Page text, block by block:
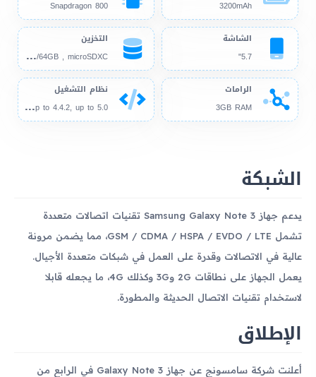
3200mAh
Snapdragon 800
الشاشة
5.7"
التخزين
16G
B/32GB/64GB , microSDXC
الرامات
3GB RAM
نظام التشغيل
And
roid 4.3, up to 4.4.2, up to 5.0
الشبكة
يدعم جهاز Samsung Galaxy Note 3 تقنيات اتصالات متعددة
تشمل GSM / CDMA / HSPA / EVDO / LTE، مما يضمن مرونة
عالية في الاتصالات وقدرة على العمل في شبكات متعددة الأجيال.
يعمل الجهاز على نطاقات 2G و3G وكذلك 4G، ما يجعله قابلا
لاستخدام تقنيات الاتصال الحديثة والمطورة.
الإطلاق
أعلنت شركة سامسونج عن جهاز Galaxy Note 3 في الرابع من